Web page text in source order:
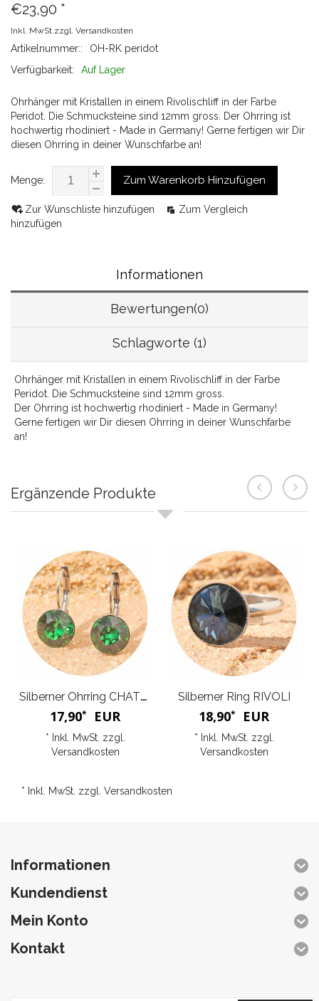
€23,90 *
Inkl. MwSt.zzgl. Versandkosten
Artikelnummer::
OH-RK peridot
Verfügbarkeit:
Auf Lager
Ohrhänger mit Kristallen in einem Rivolischliff in der Farbe
Peridot. Die Schmucksteine sind 12mm gross. Der Ohrring ist
hochwertig rhodiniert - Made in Germany! Gerne fertigen wir Dir
diesen Ohrring in deiner Wunschfarbe an!
Menge: Zum Warenkorb Hinzufügen
Zur Wunschliste hinzufügen
Zum Vergleich
hinzufügen
Informationen
Bewertungen(0)
Schlagworte (1)
Ohrhänger mit Kristallen in einem Rivolischliff in der Farbe
Peridot. Die Schmucksteine sind 12mm gross.
Der Ohrring ist hochwertig rhodiniert - Made in Germany!
Gerne fertigen wir Dir diesen Ohrring in deiner Wunschfarbe
an!
Ergänzende Produkte
Silberner Ohrring CHATON
17,90* EUR
* Inkl. MwSt. zzgl.
Versandkosten
Silberner Ring RIVOLI
18,90* EUR
* Inkl. MwSt. zzgl.
Versandkosten
* Inkl. MwSt. zzgl. Versandkosten
Informationen
Kundendienst
Mein Konto
Kontakt